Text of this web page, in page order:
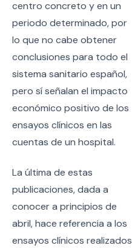
centro concreto y en un
periodo determinado, por
lo que no cabe obtener
conclusiones para todo el
sistema sanitario español,
pero sí señalan el impacto
económico positivo de los
ensayos clínicos en las
cuentas de un hospital.
La última de estas
publicaciones, dada a
conocer a principios de
abril, hace referencia a los
ensayos clínicos realizados